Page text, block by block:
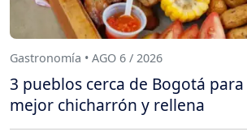
Gastronomía • AGO 6 / 2026
3 pueblos cerca de Bogotá
mejor chicharrón y rellena